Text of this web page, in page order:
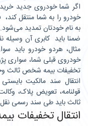
اگر شما خودروی جدید
خودرو را به شما منتقل
به نام خودتان تمدید می‌شود.
ضمنا باید کابری آن وسیله
مثال، هردو خودرو باید
خودروی قبلی شما، سواری
تخفیفات بیمه شخص ثالث
انتقال سند مالکیت
قولنامه، تعویض پلاک،
ثالث باید طی سند رسمی
انتقال تخفیفات